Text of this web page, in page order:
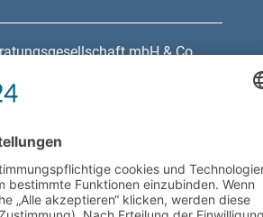
mbH & Co.
56, 32257 Bünde
– 17:00